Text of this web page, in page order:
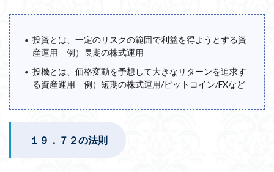
投資とは、一定のリスクの範囲で利益を得ようとする資
産運用 例）長期の株式運用
投機とは、価格変動を予想して大きなリターンを追求す
る資産運用 例）短期の株式運用/ビットコイン/FXなど
１９．７２の法則